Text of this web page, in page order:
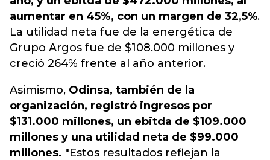
aumentar en 45%, con un margen de 32,5%.
La utilidad neta fue de la energética de
Grupo Argos fue de $108.000 millones y
creció 264% frente al año anterior.
Asimismo, Odinsa, también de la
organización, registró ingresos por
$131.000 millones, un ebitda de $109.000
millones y una utilidad neta de $99.000
millones. "Estos resultados reflejan la